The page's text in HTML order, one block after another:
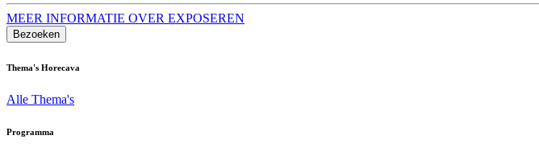
MEER INFORMATIE OVER EXPOSEREN
Bezoeken
Thema's Horecava
Alle Thema's
Programma